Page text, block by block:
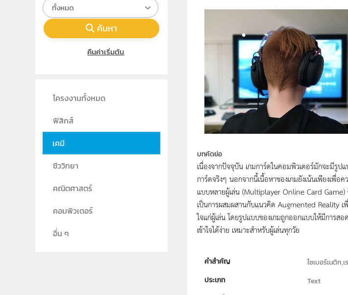
บทคัดย่อ
เนื่องจากปัจจุบัน เกมการ์ดในคอมพิวเตอร์มักจะมีรูป
การ์ดจริงๆ นอกจากนี้เนื้อหาของเกมยังเน้นเพียงเพื่
แบบหลายผู้เล่น (Multiplayer Online Card Game)
เป็นการผสมผสานกับแนวคิด Augmented Reality เ
ใจแก่ผู้เล่น โดยรูปแบบของเกมถูกออกแบบให้มีการส
เข้าใจได้ง่าย เหมาะสำหรับผู้เล่นทุกวัย
คำสำคัญ
ไซเบอร์เนติก,
ประเภท
Text
ทั้งหมด
ค้นหา
คืนค่าเริ่มต้น
โครงงานทั้งหมด
ฟิสิกส์
เคมี
ชีววิทยา
คณิตศาสตร์
คอมพิวเตอร์
อื่น ๆ